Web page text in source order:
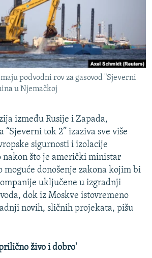
U BIH
podvodni rov za gasovod "Sjeverni
u Njemačkoj
između Rusije i Zapada,
“Sjeverni tok 2” izaziva sve više
sigurnosti i izolacije
što je američki ministar
moguće donošenje zakona kojim bi
uključene u izgradnji
dok iz Moskve istovremeno
novih, sličnih projekata, pišu
živo i dobro'